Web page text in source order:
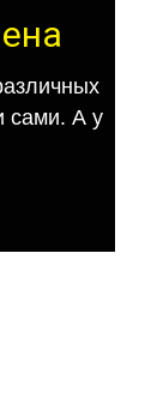
сами. А у